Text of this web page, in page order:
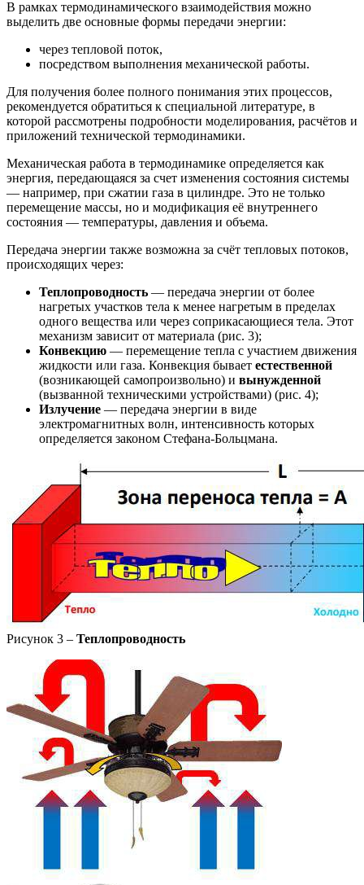
В рамках термодинамического взаимодействия можно
выделить две основные формы передачи энергии:
через тепловой поток,
посредством выполнения механической работы.
Для получения более полного понимания этих процессов,
рекомендуется обратиться к специальной литературе, в
которой рассмотрены подробности моделирования, расчётов и
приложений технической термодинамики.
Механическая работа в термодинамике определяется как
энергия, передающаяся за счет изменения состояния системы
— например, при сжатии газа в цилиндре. Это не только
перемещение массы, но и модификация её внутреннего
состояния — температуры, давления и объема.
Передача энергии также возможна за счёт тепловых потоков,
происходящих через:
Теплопроводность — передача энергии от более
нагретых участков тела к менее нагретым в пределах
одного вещества или через соприкасающиеся тела. Этот
механизм зависит от материала (рис. 3);
Конвекцию — перемещение тепла с участием движения
жидкости или газа. Конвекция бывает естественной
(возникающей самопроизвольно) и вынужденной
(вызванной техническими устройствами) (рис. 4);
Излучение — передача энергии в виде
электромагнитных волн, интенсивность которых
определяется законом Стефана-Больцмана.
Рисунок 3 – Теплопроводность